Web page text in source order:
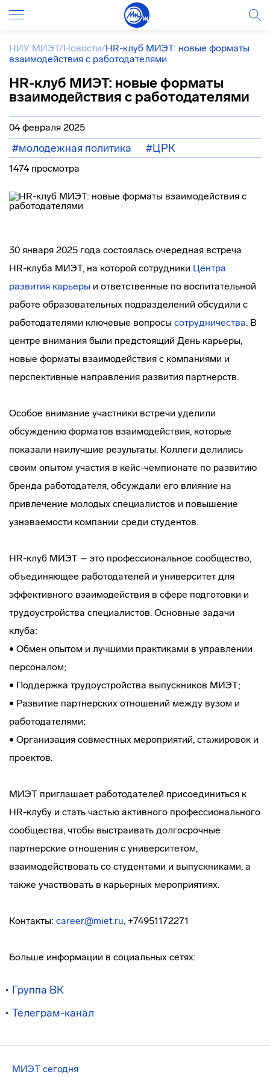
НИУ МИЭТ/Новости/HR-клуб МИЭТ: новые форматы
взаимодействия с работодателями
HR-клуб МИЭТ: новые форматы
взаимодействия с работодателями
04 февраля 2025
#молодежная политика #ЦРК
1474 просмотра
30 января 2025 года состоялась очередная встреча
HR-клуба МИЭТ, на которой сотрудники Центра
развития карьеры и ответственные по воспитательной
работе образовательных подразделений обсудили с
работодателями ключевые вопросы сотрудничества. В
центре внимания были предстоящий День карьеры,
новые форматы взаимодействия с компаниями и
перспективные направления развития партнерств.
Особое внимание участники встречи уделили
обсуждению форматов взаимодействия, которые
показали наилучшие результаты. Коллеги делились
своим опытом участия в кейс-чемпионате по развитию
бренда работодателя, обсуждали его влияние на
привлечение молодых специалистов и повышение
узнаваемости компании среди студентов.
HR-клуб МИЭТ – это профессиональное сообщество,
объединяющее работодателей и университет для
эффективного взаимодействия в сфере подготовки и
трудоустройства специалистов. Основные задачи
клуба:
• Обмен опытом и лучшими практиками в управлении
персоналом;
• Поддержка трудоустройства выпускников МИЭТ;
• Развитие партнерских отношений между вузом и
работодателями;
• Организация совместных мероприятий, стажировок и
проектов.
МИЭТ приглашает работодателей присоединиться к
HR-клубу и стать частью активного профессионального
сообщества, чтобы выстраивать долгосрочные
партнерские отношения с университетом,
взаимодействовать со студентами и выпускниками, а
также участвовать в карьерных мероприятиях.
Контакты: career@miet.ru, +74951172271
Больше информации в социальных сетях:
Группа ВК
Телеграм-канал
МИЭТ сегодня